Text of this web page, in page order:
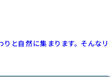
と自然に集まります。 そんなリ